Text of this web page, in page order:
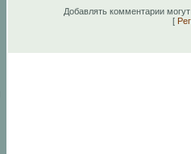
Добавлять комментарии
[